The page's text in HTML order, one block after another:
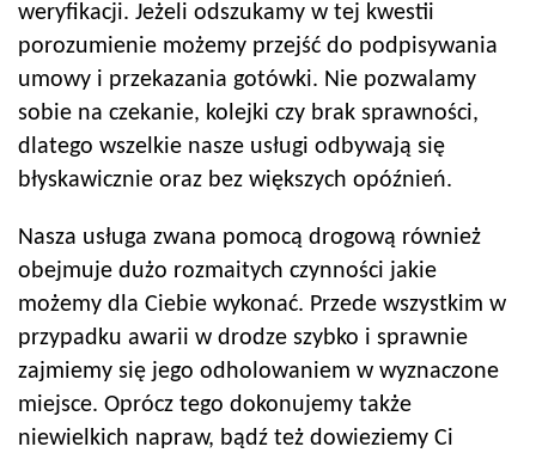
weryfikacji. Jeżeli odszukamy w tej kwestii
porozumienie możemy przejść do podpisywania
umowy i przekazania gotówki. Nie pozwalamy
sobie na czekanie, kolejki czy brak sprawności,
dlatego wszelkie nasze usługi odbywają się
błyskawicznie oraz bez większych opóźnień.
Nasza usługa zwana pomocą drogową również
obejmuje dużo rozmaitych czynności jakie
możemy dla Ciebie wykonać. Przede wszystkim w
przypadku awarii w drodze szybko i sprawnie
zajmiemy się jego odholowaniem w wyznaczone
miejsce. Oprócz tego dokonujemy także
niewielkich napraw, bądź też dowieziemy Ci